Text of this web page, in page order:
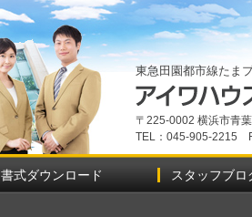
東急田園都市線たま
〒225-0002 横浜市青
TEL：045-905-2215
書式ダウンロード スタッフブロ